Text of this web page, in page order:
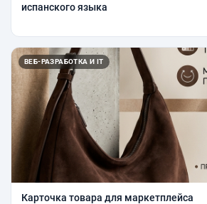
испанского языка
ВЕБ-РАЗРАБОТКА И IT
Карточка товара для маркетплейса